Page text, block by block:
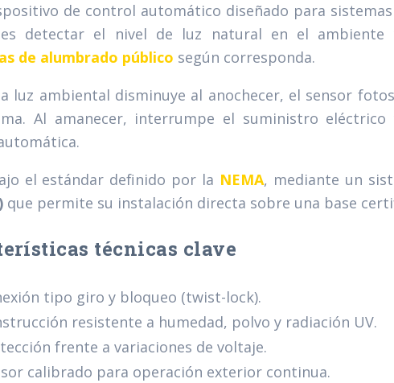
de control automático diseñado para
detectar el nivel de luz natural en el ambiente
de alumbrado público según corresponda.
luz ambiental disminuye al anochecer, el sensor
Al amanecer, interrumpe el suministro
el estándar definido por la NEMA, mediante un
que permite su instalación directa sobre una base
técnicas clave
tipo giro y bloqueo (twist-lock).
resistente a humedad, polvo y radiación UV.
frente a variaciones de voltaje.
calibrado para operación exterior continua.